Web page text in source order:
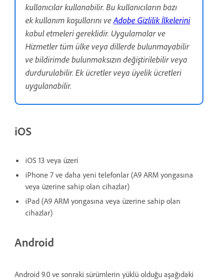
kullanıcılar kullanabilir. Bu kullanıcıların bazı
ek kullanım koşullarını veAdobe Gizlilik İlkelerini
kabul etmeleri gereklidir. Uygulamalar ve
Hizmetler tüm ülke veya dillerde bulunmayabilir
ve bildirimde bulunmaksızın değiştirilebilir veya
durdurulabilir. Ek ücretler veya üyelik ücretleri
uygulanabilir.
iOS
iOS 13 veya üzeri
iPhone 7 ve daha yeni telefonlar (A9 ARM yongasına
veya üzerine sahip olan cihazlar)
iPad (A9 ARM yongasına veya üzerine sahip olan
cihazlar)
Android
Android 9.0 ve sonraki sürümlerin yüklü olduğu aşağıdaki